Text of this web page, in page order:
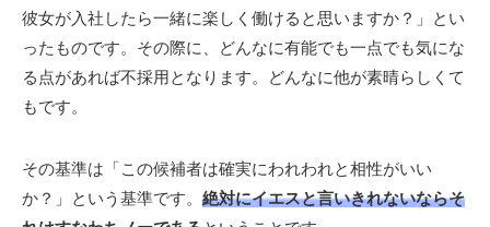
彼女が入社したら一緒に楽しく働けると思いますか？」とい
ったものです。その際に、どんなに有能でも一点でも気にな
る点があれば不採用となります。どんなに他が素晴らしくて
もです。
その基準は「この候補者は確実にわれわれと相性がいい
か？」という基準です。 絶対にイエスと言いきれないならそ